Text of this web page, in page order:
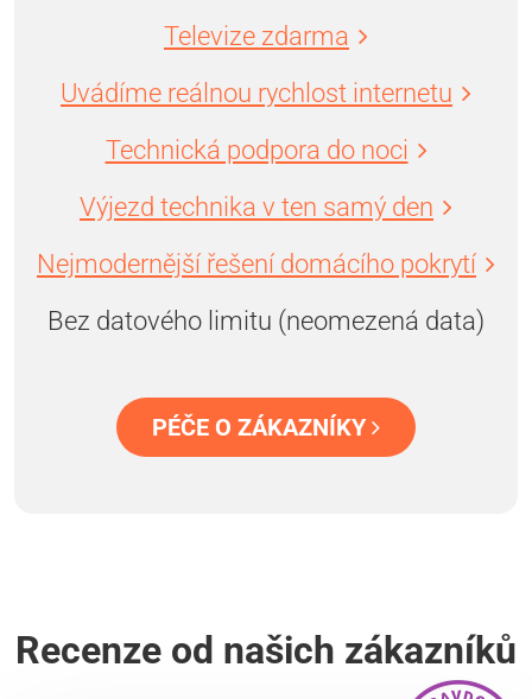
Televize zdarma
Uvádíme reálnou rychlost internetu
Technická podpora do noci
Výjezd technika v ten samý den
Nejmodernější řešení domácího pokrytí
Bez datového limitu (neomezená data)
PÉČE O ZÁKAZNÍKY
Recenze od našich zákazníků